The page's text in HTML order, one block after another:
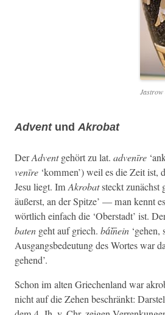
Adventund Akrobat
DerAdventgehört zu lat. advenīre
venīre ‘kom­men’) weil es die Zeit ist,
Jesu liegt. ImAkro­batsteckt zunächst
äußerst, an der Spitze’ — man ken­nt
wörtlich ein­fach die ‘Ober­stadt’ ist.
bat­en geht auf griech. bá͞inein
Aus­gangs­be­deu­tung des Wortes war
gehend’.
Schon im alten Griechen­land war
nicht auf die Zehen beschränkt: